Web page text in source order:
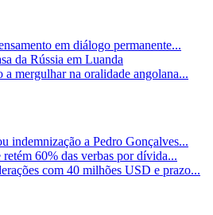
em diálogo permanente...
da Rússia em Luanda
mergulhar na oralidade angolana...
indemnização a Pedro Gonçalves...
60% das verbas por dívida...
com 40 milhões USD e prazo...